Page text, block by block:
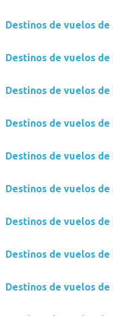
Destinos de vuelos
Destinos de vuelos
Destinos de vuelos de
Destinos de vuelos de
Destinos de vuelos
Destinos de vuelos
Destinos de vuelos de
Destinos de vuelos de
Destinos de vuelos de